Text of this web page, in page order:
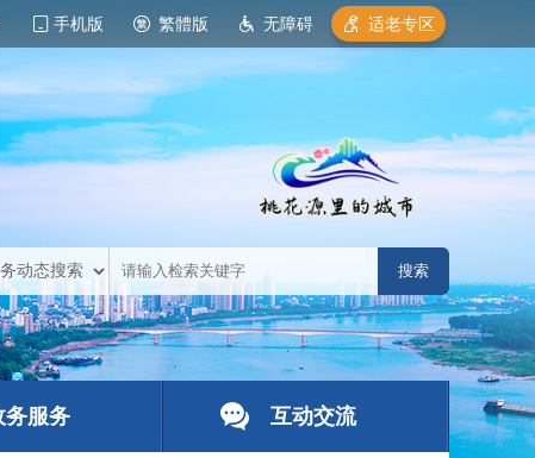
手机版 繁體版 无障碍 适老专区
务服务 互动交流